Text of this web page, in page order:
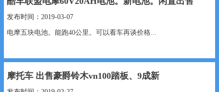
发布时间：2019-03-07
电摩五块电池。能跑40公里。可以看车再谈价格...
摩托车 出售豪爵铃木vn100踏板、9成新